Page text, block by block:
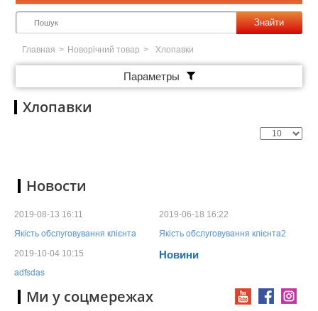
Знайти
Главная > Новорічний товар > Хлопавки
Параметры
Хлопавки
Новости
2019-08-13 16:11
Якість обслуговування клієнта
2019-06-18 16:22
Якість обслуговування клієнта2
2019-10-04 10:15
adfsdas
Новини
Ми у соцмережах